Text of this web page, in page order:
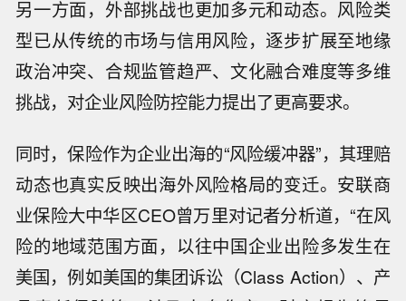
另一方面，外部挑战也更加多元和动态。风险类
型已从传统的市场与信用风险，逐步扩展至地缘
政治冲突、合规监管趋严、文化融合难度等多维
挑战，对企业风险防控能力提出了更高要求。
同时，保险作为企业出海的“风险缓冲器”，其理赔
动态也真实反映出海外风险格局的变迁。安联商
业保险大中华区CEO曾万里对记者分析道，“在风
险的地域范围方面，以往中国企业出险多发生在
美国，例如美国的集团诉讼（Class Action）、产